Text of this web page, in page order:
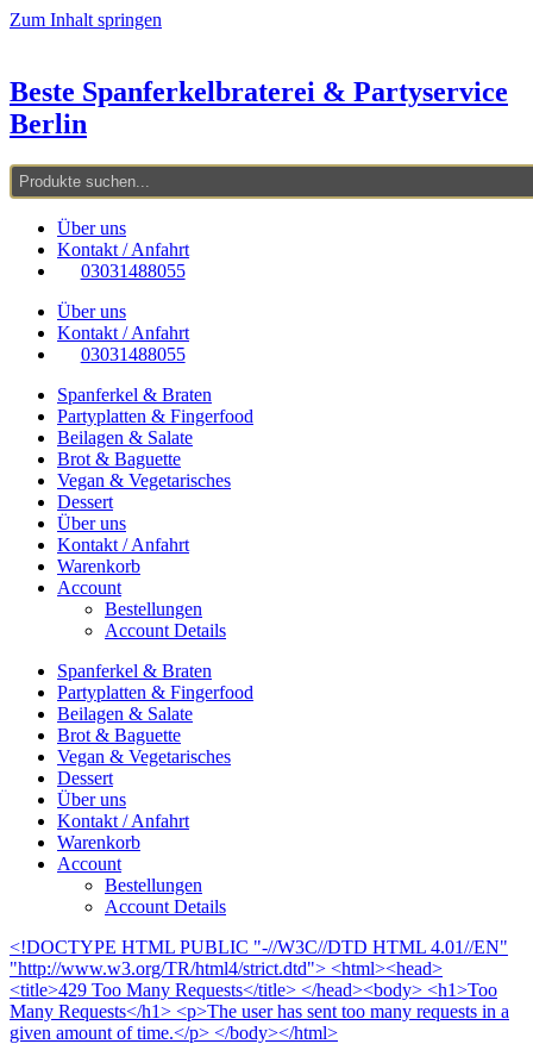
Zum Inhalt springen
Beste Spanferkelbraterei & Partyservice
Berlin
Über uns
Kontakt / Anfahrt
03031488055
Über uns
Kontakt / Anfahrt
03031488055
Spanferkel & Braten
Partyplatten & Fingerfood
Beilagen & Salate
Brot & Baguette
Vegan & Vegetarisches
Dessert
Über uns
Kontakt / Anfahrt
Warenkorb
Account
Bestellungen
Account Details
Spanferkel & Braten
Partyplatten & Fingerfood
Beilagen & Salate
Brot & Baguette
Vegan & Vegetarisches
Dessert
Über uns
Kontakt / Anfahrt
Warenkorb
Account
Bestellungen
Account Details
<!DOCTYPE HTML PUBLIC "-//W3C//DTD HTML 4.01//EN"
"http://www.w3.org/TR/html4/strict.dtd"> <html><head>
<title>429 Too Many Requests</title> </head><body> <h1>Too
Many Requests</h1> <p>The user has sent too many requests in a
given amount of time.</p> </body></html>